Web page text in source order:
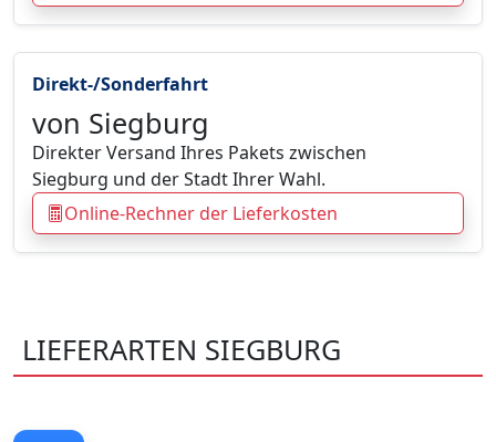
Direkt-/Sonderfahrt
von Siegburg
Direkter Versand Ihres Pakets zwischen
Siegburg und der Stadt Ihrer Wahl.
Online-Rechner der Lieferkosten
LIEFERARTEN SIEGBURG